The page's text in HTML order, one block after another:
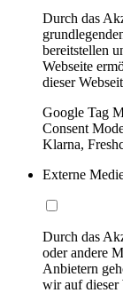
Durch das
bereitstellen
Webseite
dieser
Google Tag
Consent
Klarna,
Externe
Durch das
oder andere
Anbietern
wir auf dieser